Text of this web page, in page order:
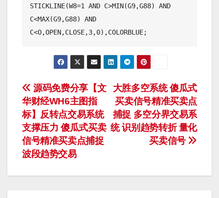
STICKLINE(W8=1 AND C>MIN(G9,G88) AND
C<MAX(G9,G88) AND
文
章
导
航
大胜多空系统 傻瓜式
买卖信号精准买卖点
捕捉 多空分界交易系
统 识别趋势转折 量化
买卖信号
源码免费分享【文
华财经WH6主图指
标】反转点交易系统
支撑压力 傻瓜式买卖
信号精准买卖点捕捉
波段趋势交易